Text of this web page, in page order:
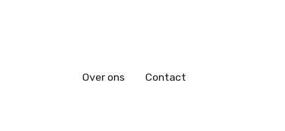
Over ons Contact